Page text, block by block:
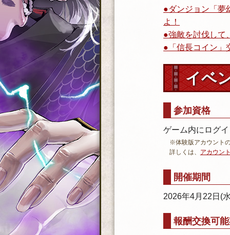
●ダンジョン「夢
よ！
●強敵を討伐して
●「信長コイン」
イベ
参加資格
ゲーム内にログ
※体験版アカ
詳しくは、 アカウン
開催期間
2026年4月22日(
報酬交換可